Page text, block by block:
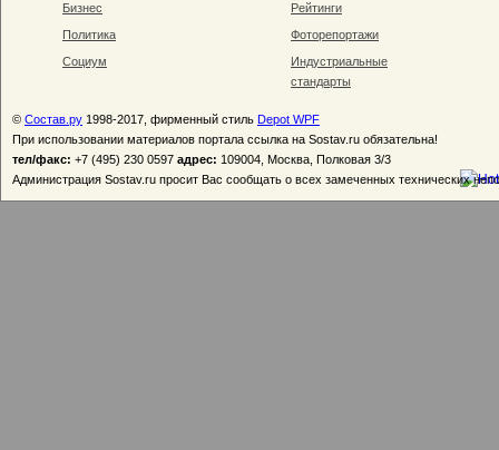
Бизнес
Политика
Социум
Рейтинги
Фоторепортажи
Индустриальные
стандарты
© Состав.ру 1998-2017, фирменный стиль Depot WPF
При использовании материалов портала ссылка на Sostav.ru обязательна!
тел/факс: +7 (495) 230 0597 адрес: 109004, Москва, Полковая 3/3
Администрация Sostav.ru просит Вас сообщать о всех замеченных технических